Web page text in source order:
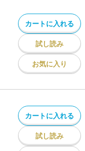
カートに入れる
試し読み
お気に入り
カートに入れる
試し読み